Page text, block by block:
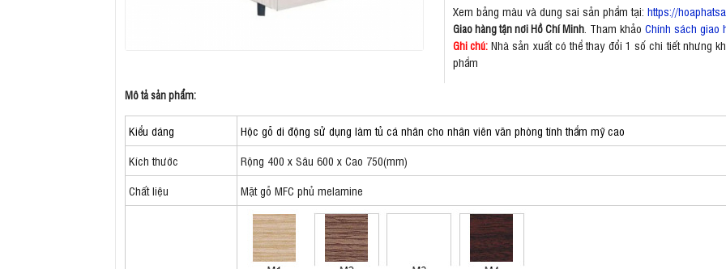
Xem bảng màu và dung sai sản phẩm tại: https://
Giao hàng tận nơi Hồ Chí Minh. Tham khảo Chính sách giao
Ghi chú:Nhà sản xuất có thể thay đổi 1 số chi tiết nhưng
phẩm
Mô tả sản phẩm:
Kiểu dáng
Hộc gỗ di động sử dụng làm tủ cá nhân cho nhân viên văn phòng tính thẩm mỹ cao
Kích thước
Rộng 400 x Sâu 600 x Cao 750(mm)
Chất liệu
Mặt gỗ MFC phủ melamine